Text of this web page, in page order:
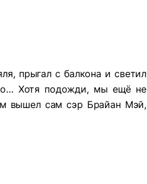
прыгал с балкона и светил
Хотя подожди, мы ещё не
вышел сам сэр Брайан Мэй,